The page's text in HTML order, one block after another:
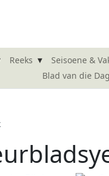
Reeks ▾ Seisoene &
Blad van die Dag